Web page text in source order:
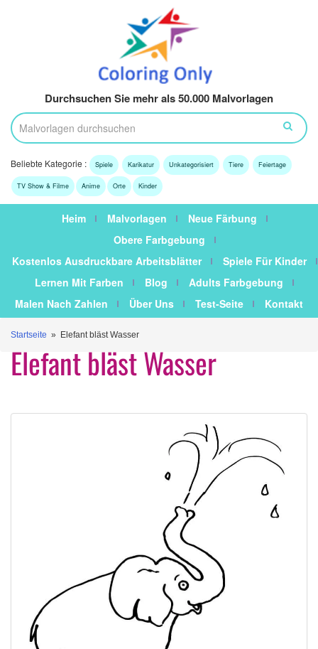
Durchsuchen Sie mehr als 50.000 Malvorlagen
Beliebte Kategorie : Spiele Karikatur Unkategorisiert Tiere Feiertage
TV Show & Filme Anime Orte Kinder
Heim Malvorlagen
Neue Färbung
Obere Farbgebung
Kostenlos Ausdruckbare Arbeitsblätter
Spiele Für Kinder
Lernen Mit Farben
Blog
Adults Farbgebung
Malen Nach Zahlen
Über Uns Test-Seite Kontakt
Startseite » Elefant bläst Wasser
Elefant bläst Wasser